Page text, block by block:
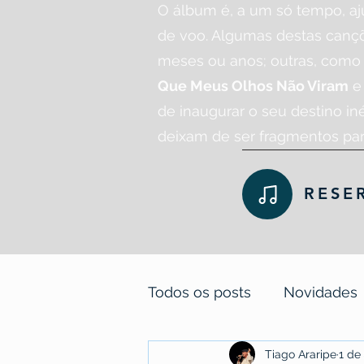
O álbum é, a um só tempo,
de voo. Algumas destas
meses ou anos; outras, como
Que Meus Olhos Não Viram e
de inaugurar o seu destino
deixam de ser fragmentos
Todos os posts Novidades
Poemas-pílulas, contos-
Tiago Araripe1 de